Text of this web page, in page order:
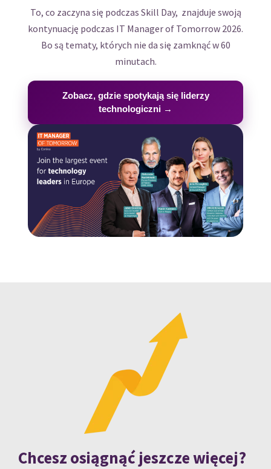
To, co zaczyna się podczas Skill Day, znajduje swoją
kontynuację podczas IT Manager of Tomorrow 2026.
Bo są tematy, których nie da się zamknąć w 60
minutach.
Zobacz, gdzie spotykają się liderzy
technologiczni →
Chcesz osiągnąć jeszcze więcej?